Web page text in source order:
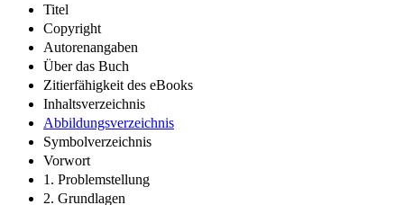
Titel
Copyright
Autorenangaben
Über das Buch
Zitierfähigkeit des eBooks
Inhaltsverzeichnis
Abbildungsverzeichnis
Symbolverzeichnis
Vorwort
1. Problemstellung
2. Grundlagen